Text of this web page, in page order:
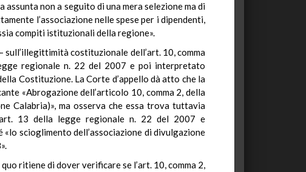
non a seguito di una mera selezione ma di
l’associazione nelle spese per i dipendenti,
compiti istituzionali della regione».
costituzionale dell’art. 10, comma
regionale n. 22 del 2007 e poi interpretato
Costituzione. La Corte d’appello dà atto che la
«Abrogazione dell’articolo 10, comma 2, della
Calabria)», ma osserva che essa trova tuttavia
13 della legge regionale n. 22 del 2007 e
scioglimento dell’associazione di divulgazione
ritiene di dover verificare se l’art. 10, comma 2,